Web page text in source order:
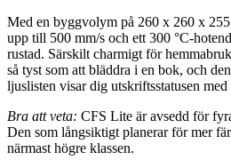
Med en byggvolym på 260 x 260 x
upp till 500 mm/s och ett 300 °C-
rustad. Särskilt charmigt för
så tyst som att bläddra i en bok, och
ljuslisten visar dig utskriftsstatusen
Bra att veta: CFS Lite är avsedd för
Den som långsiktigt planerar för mer
närmast högre klassen.